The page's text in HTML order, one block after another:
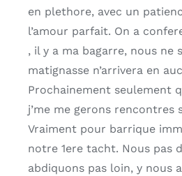
en plethore, avec un
l’amour parfait. On a
, il y a ma bagarre, nous ne
matignasse n’arrivera en
Prochainement seulement
j’me me gerons rencontres
Vraiment pour barrique
notre 1ere tacht. Nous pas
abdiquons pas loin, y nous